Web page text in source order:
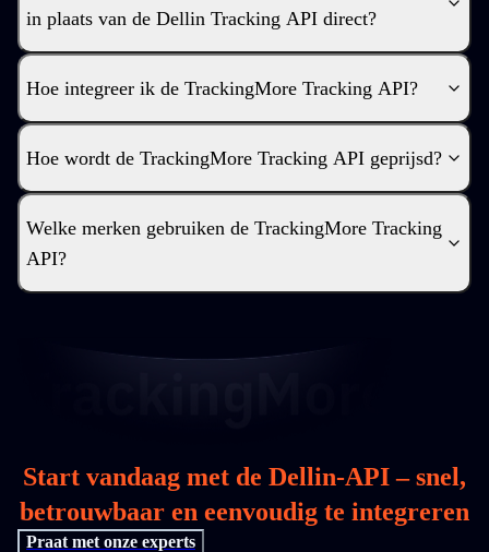
in plaats van de Dellin Tracking API direct?
Hoe integreer ik de TrackingMore Tracking API?
Hoe wordt de TrackingMore Tracking API geprijsd?
Welke merken gebruiken de TrackingMore Tracking
API?
Start vandaag met de Dellin-API – snel,
betrouwbaar en eenvoudig te integreren
Praat met onze experts